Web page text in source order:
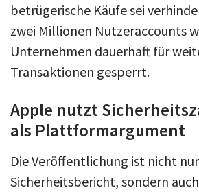
betrügerische Käufe sei
zwei Millionen Nutzeraccounts
Unternehmen dauerhaft für
Transaktionen gesperrt.
Apple nutzt
als Plattformargument
Die Veröffentlichung ist nicht
Sicherheitsbericht, sondern